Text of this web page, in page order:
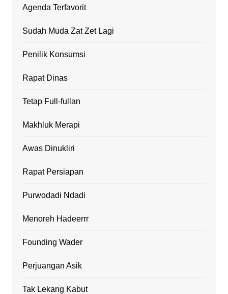
Agenda Terfavorit
Sudah Muda Zat Zet Lagi
Penilik Konsumsi
Rapat Dinas
Tetap Full-fullan
Makhluk Merapi
Awas Dinukliri
Rapat Persiapan
Purwodadi Ndadi
Menoreh Hadeerrr
Founding Wader
Perjuangan Asik
Tak Lekang Kabut